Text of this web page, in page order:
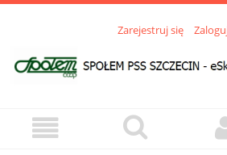
Zarejestruj się